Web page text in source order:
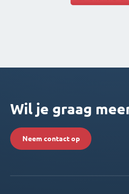
Wil je graag
Neem contact op